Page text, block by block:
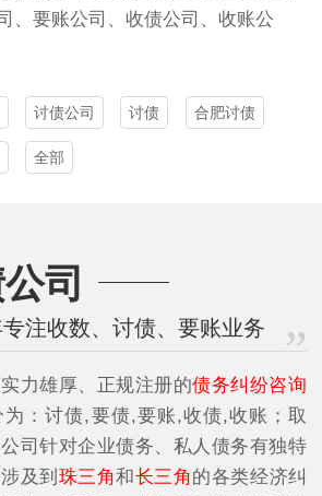
、要账公司、收债公司、收账公
讨债公司 讨债 合肥讨债
全部
司
注收数、讨债、要账业务
力雄厚、正规注册的债务纠纷咨询
为：讨债,要债,要账,收债,收账；取
司针对企业债务、私人债务有独特
及到 珠三角和长三角的各类经济纠